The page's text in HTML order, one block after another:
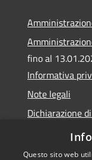
fino al
Informativa
Note legali
Dichiarazione
Obiettivi di
Questo sito web